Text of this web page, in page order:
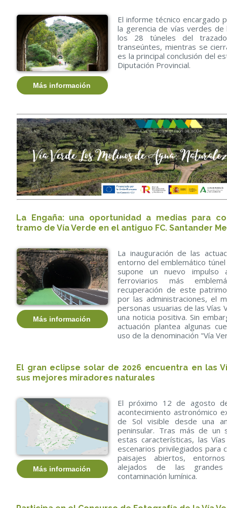
Más información
El informe técnico encargado
la gerencia de vías verdes de
los 28 túneles del
transeúntes, mientras se
es la principal conclusión del
Diputación Provincial.
La Engaña: una oportunidad a medias para
tramo de Vía Verde en el antiguo FC. Santander
Más información
La inauguración de las
entorno del emblemático túnel
supone un nuevo
ferroviarios más
recuperación de este
por las administraciones, el
personas usuarias de las Vías
una noticia positiva. Sin
actuación plantea algunas
uso de la denominación "Vía
El gran eclipse solar de 2026 encuentra en las
sus mejores miradores naturales
Más información
El próximo 12 de agosto
acontecimiento astronómico
de Sol visible desde una
peninsular. Tras más de un
estas características, las
escenarios privilegiados para
paisajes abiertos,
alejados de las
contaminación lumínica.